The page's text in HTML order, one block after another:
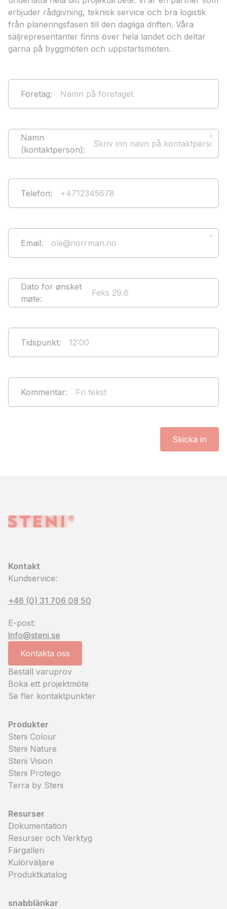
erbjuder rådgivning, teknisk service och bra logistik
från planeringsfasen till den dagliga driften. Våra
säljrepresentanter finns över hela landet och deltar
gärna på byggmöten och uppstartsmöten.
Företag:
Namn
(kontaktperson):
*
Telefon:
Email:
*
Dato for ønsket
møte:
Tidspunkt:
Kommentar:
Skicka in
Kontakt
Kundservice:
+46 (0) 31 706 08 50
E-post:
Info@steni.se
Kontakta oss
Beställ varuprov
Boka ett projektmöte
Se fler kontaktpunkter
Produkter
Steni Colour
Steni Nature
Steni Vision
Steni Protego
Terra by Steni
Resurser
Dokumentation
Resurser och Verktyg
Färgalleri
Kulörväljare
Produktkatalog
snabblänkar